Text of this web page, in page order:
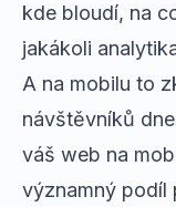
kde bloudí, na
jakákoli
A na mobilu to
návštěvníků
váš web na
významný podíl